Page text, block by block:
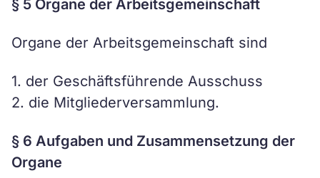
§ 5 Organe der Arbeitsgemeinschaft
Organe der Arbeitsgemeinschaft sind
1. der Geschäftsführende Ausschuss
2. die Mitgliederversammlung.
§ 6 Aufgaben und Zusammensetzung der
Organe